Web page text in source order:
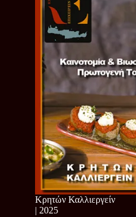
Κρητών Καλλιεργείν
| 2025